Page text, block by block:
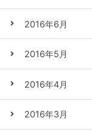
2016年6月
2016年5月
2016年4月
2016年3月